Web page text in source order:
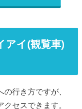
アイ(観覧車)
の行き方ですが、
クセスできます。